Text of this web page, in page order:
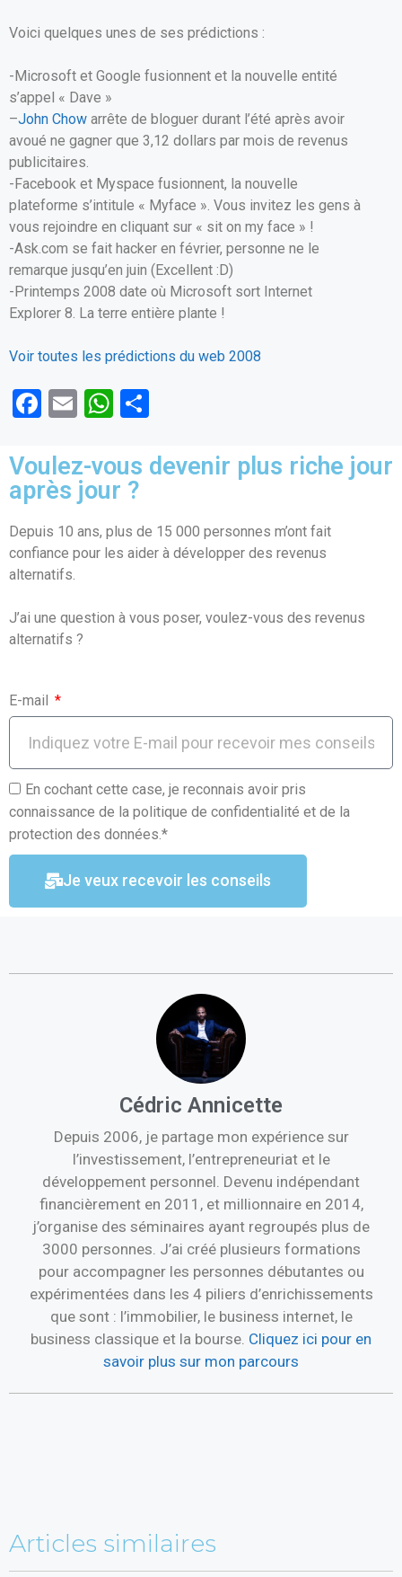
o
o
k
A
p
er
Voici quelques unes de ses prédictions :
-Microsoft et Google fusionnent et la nouvelle entité
s’appel « Dave »
–John Chow arrête de bloguer durant l’été après avoir
avoué ne gagner que 3,12 dollars par mois de revenus
publicitaires.
-Facebook et Myspace fusionnent, la nouvelle
plateforme s’intitule « Myface ». Vous invitez les gens à
vous rejoindre en cliquant sur « sit on my face » !
-Ask.com se fait hacker en février, personne ne le
remarque jusqu’en juin (Excellent :D)
-Printemps 2008 date où Microsoft sort Internet
Explorer 8. La terre entière plante !
Voir toutes les prédictions du web 2008
F
ce
b
o
o
k
E
ail
W
at
s
A
p
ta
er
Voulez-vous devenir plus riche jour
après jour ?
Depuis 10 ans, plus de 15 000 personnes m’ont fait
confiance pour les aider à développer des revenus
alternatifs.
J’ai une question à vous poser, voulez-vous des revenus
alternatifs ?
E-mail
En cochant cette case, je reconnais avoir pris
connaissance de la politique de confidentialité et de la
protection des données.*
Je veux recevoir les conseils
Cédric Annicette
Depuis 2006, je partage mon expérience sur
l’investissement, l’entrepreneuriat et le
développement personnel. Devenu indépendant
financièrement en 2011, et millionnaire en 2014,
j’organise des séminaires ayant regroupés plus de
3000 personnes. J’ai créé plusieurs formations
pour accompagner les personnes débutantes ou
expérimentées dans les 4 piliers d’enrichissements
que sont : l’immobilier, le business internet, le
business classique et la bourse. Cliquez ici pour en
savoir plus sur mon parcours
Articles similaires